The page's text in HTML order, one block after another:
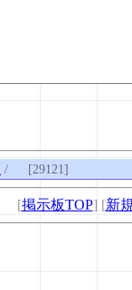
/ [29121]
[掲示板TOP] [新